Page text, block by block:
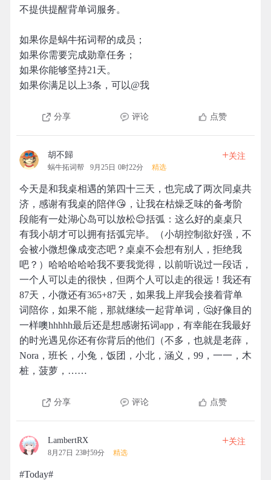
不提供提醒背单词服务。
如果你是蜗牛拓词帮的成员；
如果你需要完成勋章任务；
如果你能够坚持21天。
如果你满足以上3条，可以@我
分享 评论 点赞
胡不歸
蜗牛拓词帮 9月25日 0时22分 精选
+关注
今天是和我桌相遇的第四十三天，也完成了两次同桌共
济，感谢有我桌的陪伴😘，让我在枯燥乏味的备考阶
段能有一处湖心岛可以放松😌括弧：这么好的桌桌只
有我小胡才可以拥有括弧完毕。（小胡控制欲好强，不
会被小微想像成变态吧？桌桌不会想有别人，拒绝我
吧？）哈哈哈哈哈我不要我觉得，以前听说过一段话，
一个人可以走的很快，但两个人可以走的很远！我还有
87天，小微还有365+87天，如果我上岸我会接着背单
词陪你，如果不能，那就继续一起背单词，🤔好像目的
一样噢hhhhh最后还是想感谢拓词app，有幸能在我最好
的时光遇见你还有你背后的他们（不多，也就是老薛，
Nora，班长，小兔，饭团，小北，涵义，99，一一，木
桩，菠萝，……
分享 评论 点赞
LambertRX
8月27日 23时59分 精选
+关注
#Today#